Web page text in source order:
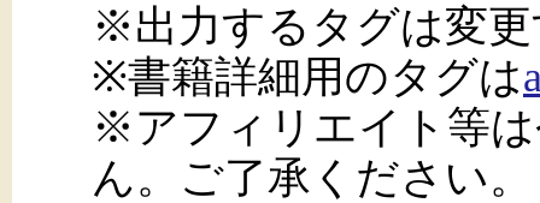
※出力するタグは変
※書籍詳細用のタグは
※アフィリエイト等
ん。ご了承ください。